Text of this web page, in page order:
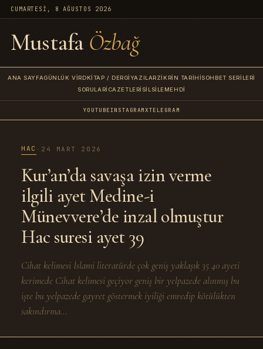
CUMARTESI, 8 AĞUSTOS 2026
Mustafa Özbağ
ANA SAYFAGÜNLÜK VIRDKITAP / DERGIYAZILARZIKRIN TARIHISOHBET SERILERI
SORULARİCAZETLERISILSILEMEHDI
YOUTUBEINSTAGRAMXTELEGRAM
HAC · 24 MART 2026
Kur’an’da savaşa izin verme
ilgili ayet Medine-i
Münevvere’de inzal olmuştur
Hac suresi ayet 39
Cihat kelimesi İslami literatürde çok geniş yaklaşık 35 40 ayeti
kerimede Cihat kelimesi geçiyor geniş bir yelpazede alınmış bu
işte bu yelpazede gayret göstermek iyiliği emredip kötülükten
sakındırma...